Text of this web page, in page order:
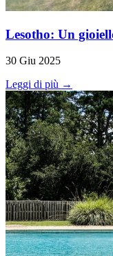
Lesotho: Un
30 Giu 2025
Leggi di più →